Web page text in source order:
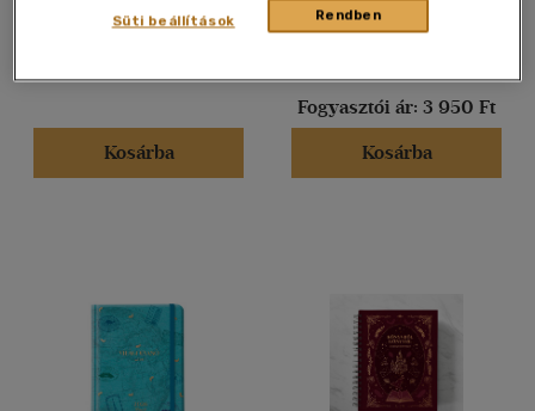
Kosárba
Fogyasztói ár: 3 950 Ft
Kosárba
Rendben
Süti beállítások